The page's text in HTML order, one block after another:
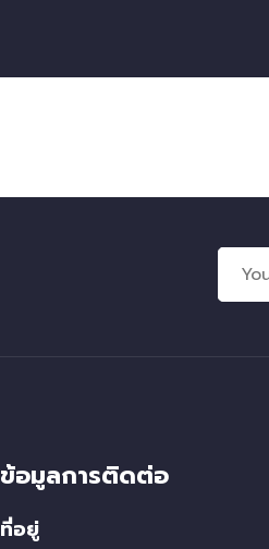
ข้อมูลการติดต่อ
ที่อยู่